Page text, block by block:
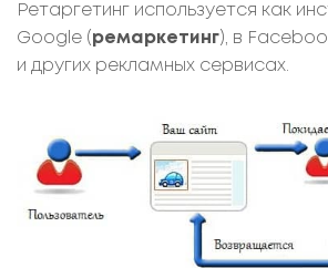
Ретаргетинг используется как
Google ( ремаркетинг), в
и других рекламных сервисах.